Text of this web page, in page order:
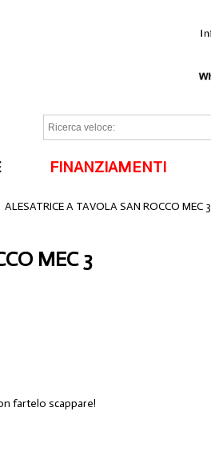
FINANZIAMENTI
ALESATRICE A TAVOLA SAN ROCCO MEC 3
MEC 3
fartelo scappare!